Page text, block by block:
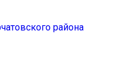
района